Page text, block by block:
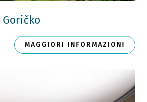
MAGGIORI INFORMAZIONI